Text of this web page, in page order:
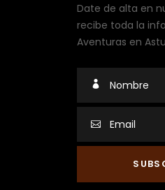
Date de alta en
recibe toda la
Aventuras en